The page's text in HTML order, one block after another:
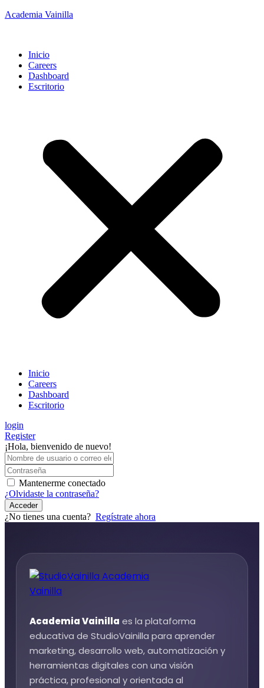
Academia Vainilla
Inicio
Careers
Dashboard
Escritorio
Inicio
Careers
Dashboard
Escritorio
login
Register
¡Hola, bienvenido de nuevo!
Mantenerme conectado
¿Olvidaste la contraseña?
Acceder
¿No tienes una cuenta? Regístrate ahora
Academia Vainilla es la plataforma
educativa de StudioVainilla para aprender
marketing, desarrollo web, automatización y
herramientas digitales con una visión
práctica, profesional y orientada al